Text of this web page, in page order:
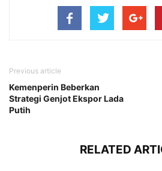
Previous article
Kemenperin Beberkan
Strategi Genjot Ekspor Lada
Putih
RELATED